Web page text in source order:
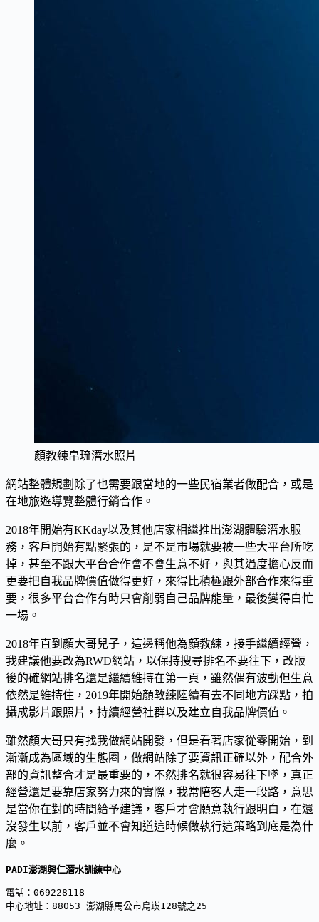
顏教練帛琉潛水照片
網站整體規劃除了也需要跟當地的一些民宿業者做配合，或是
在地旅遊導覽整體行銷合作。
2018年開始有KKday以及其他店家相繼推出澎湖體驗潛水服
務，客戶開始有點緊張的，是不是市場就要被一些大平台所吃
掉，甚至不跟大平台合作會不會生意不好，與其過度擔心反而
更要把自我品牌價值做得更好，來得比積極跟外部合作來得重
要，很多平台合作有時只會削弱自己品牌能量，最後變得白忙
一場。
2018年直到顏大哥兒子，這邊稱他為顏教練，接手繼續經營，
我建議他要改為RWD網站，以保持搜尋排名不要往下，改版
後的確網站排名還是繼續維持在第一頁，雖然偶有波動但生意
依然是維持住，2019年開始顏教練陸續有去不同地方踩點，拍
攝成影片跟照片，持續經營社群以及建立自我品牌價值。
雖然顏大哥只有找我做網站開發，但是看著店家從零開始，到
漸漸成為區域的生態圈，做網站除了要資訊正確以外，配合外
部的資訊整合才是最重要的，不然排名就很容易往下墜，真正
經營還是要靠店家努力來的實際，我常陪客人走一段路，意思
是當你在對的時間給予建議，客戶才會願意執行跟明白，在還
沒發生以前，客戶並不會知道這時候做執行這策略到底是為什
麼。
PADI澎湖興仁潛水訓練中心
電話：069228118
中心地址：88053 澎湖縣馬公市烏崁128號之25